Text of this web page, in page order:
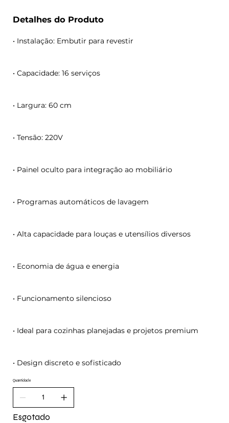
Detalhes do Produto
• Instalação: Embutir para revestir
• Capacidade: 16 serviços
• Largura: 60 cm
• Tensão: 220V
• Painel oculto para integração ao mobiliário
• Programas automáticos de lavagem
• Alta capacidade para louças e utensílios diversos
• Economia de água e energia
• Funcionamento silencioso
• Ideal para cozinhas planejadas e projetos premium
• Design discreto e sofisticado
Quantidade
Esgotado